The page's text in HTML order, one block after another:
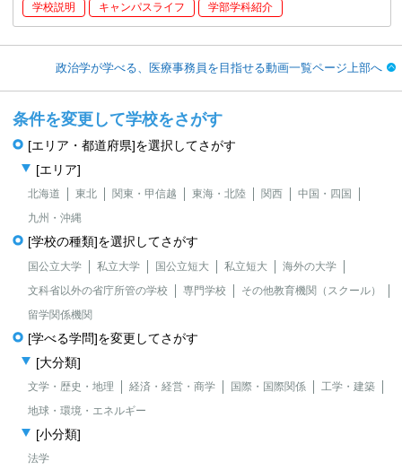
学校説明 キャンパスライフ 学部学科紹介
政治学が学べる、医療事務員を目指せる動画一覧ページ上部へ
条件を変更して学校をさがす
[エリア・都道府県]を選択してさがす
[エリア]
北海道 東北 関東・甲信越 東海・北陸 関西
中国・四国
九州・沖縄
[学校の種類]を選択してさがす
国公立大学 私立大学 国公立短大 私立短大
海外の大学
文科省以外の省庁所管の学校
専門学校
その他教育機関（スクール）
留学関係機関
[学べる学問]を変更してさがす
[大分類]
文学・歴史・地理 経済・経営・商学 国際・国際関係
工学・建築
地球・環境・エネルギー
[小分類]
法学